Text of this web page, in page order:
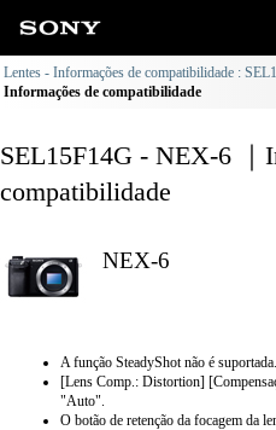
Lentes - Informações de compatibilidade :
Informações de compatibilidade
SEL15F14G - NEX-6 ｜
compatibilidade
NEX-6
A função SteadyShot não é suportada.
[Lens Comp.: Distortion]
"Auto".
O botão de retenção da focagem da